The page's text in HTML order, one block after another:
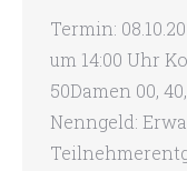
Termin:
um 14:00 Uhr
50Damen 00,
Nenngeld: